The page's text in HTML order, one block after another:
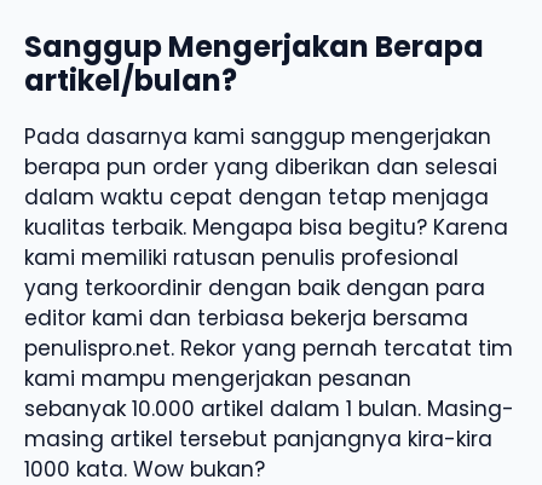
Sanggup Mengerjakan Berapa
artikel/bulan?
Pada dasarnya kami sanggup mengerjakan
berapa pun order yang diberikan dan selesai
dalam waktu cepat dengan tetap menjaga
kualitas terbaik. Mengapa bisa begitu? Karena
kami memiliki ratusan penulis profesional
yang terkoordinir dengan baik dengan para
editor kami dan terbiasa bekerja bersama
penulispro.net. Rekor yang pernah tercatat tim
kami mampu mengerjakan pesanan
sebanyak 10.000 artikel dalam 1 bulan. Masing-
masing artikel tersebut panjangnya kira-kira
1000 kata. Wow bukan?